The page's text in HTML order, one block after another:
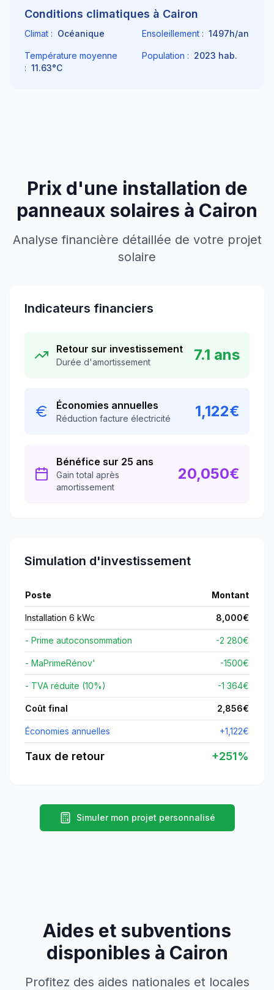
Conditions climatiques à Cairon
Climat : Océanique Ensoleillement : 1497h/an
Température moyenne
: 11.63°C
Population : 2023 hab.
Prix d'une installation de
panneaux solaires à Cairon
Analyse financière détaillée de votre projet
solaire
Indicateurs financiers
Retour sur investissement
Durée d'amortissement 7.1 ans
Économies annuelles
Réduction facture électricité 1,122€
Bénéfice sur 25 ans
Gain total après
amortissement
20,050€
Simulation d'investissement
Poste Montant
Installation 6 kWc 8,000€
- Prime autoconsommation -2 280€
- MaPrimeRénov' -1500€
- TVA réduite (10%) -1 364€
Coût final 2,856€
Économies annuelles +1,122€
Taux de retour +251%
Simuler mon projet personnalisé
Aides et subventions
disponibles à Cairon
Profitez des aides nationales et locales